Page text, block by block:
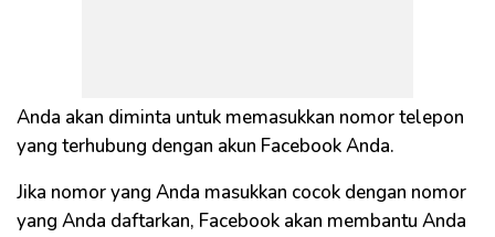
Anda akan diminta untuk memasukkan nomor telepon
yang terhubung dengan akun Facebook Anda.
Jika nomor yang Anda masukkan cocok dengan nomor
yang Anda daftarkan, Facebook akan membantu Anda